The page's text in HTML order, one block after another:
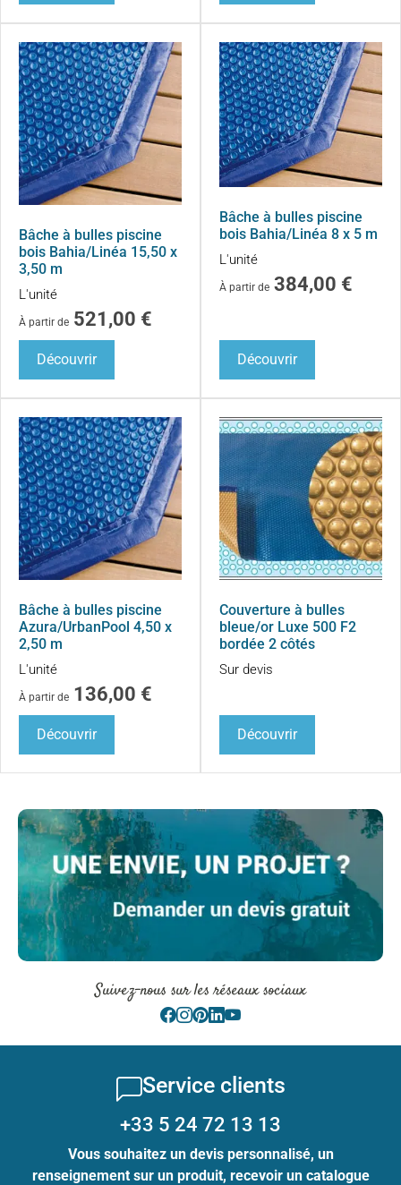
Bâche à bulles piscine
bois Bahia/Linéa 15,50 x
3,50 m
L'unité
À partir de 521,00 €
Découvrir
Bâche à bulles piscine
bois Bahia/Linéa 8 x 5 m
L'unité
À partir de 384,00 €
Découvrir
Bâche à bulles piscine
Azura/UrbanPool 4,50 x
2,50 m
L'unité
À partir de 136,00 €
Découvrir
Couverture à bulles
bleue/or Luxe 500 F2
bordée 2 côtés
Sur devis
Découvrir
Suivez-nous sur les réseaux sociaux
Service clients
+33 5 24 72 13 13
Vous souhaitez un devis personnalisé, un
renseignement sur un produit, recevoir un catalogue